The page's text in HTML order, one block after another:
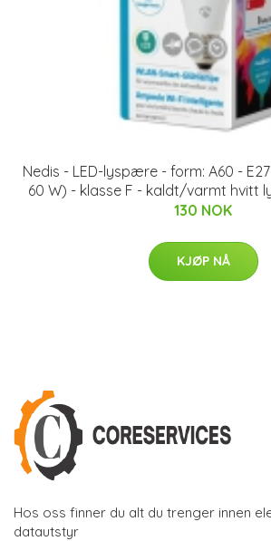
Nedis - LED-lyspære - form: A60 -
60 W) - klasse F - kaldt/varmt hvitt
130 NOK
KJØP NÅ
Hos oss finner du alt du trenger innen
datautstyr